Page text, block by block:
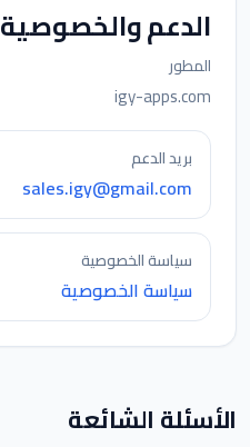
الدعم والخصوصية
المطور
igy-apps.com
بريد الدعم
sales.igy@gmail.com
سياسة الخصوصية
سياسة الخصوصية
الأسئلة الشائعة